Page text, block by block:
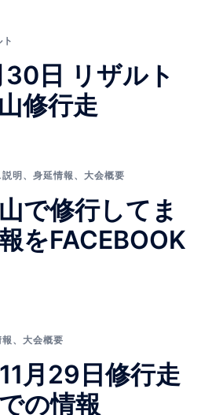
30日 リザルト
修行走
明 、 身延情報 、 大会概要
で修行してま
をFACEBOOK
、 大会概要
月29日修行走
の情報